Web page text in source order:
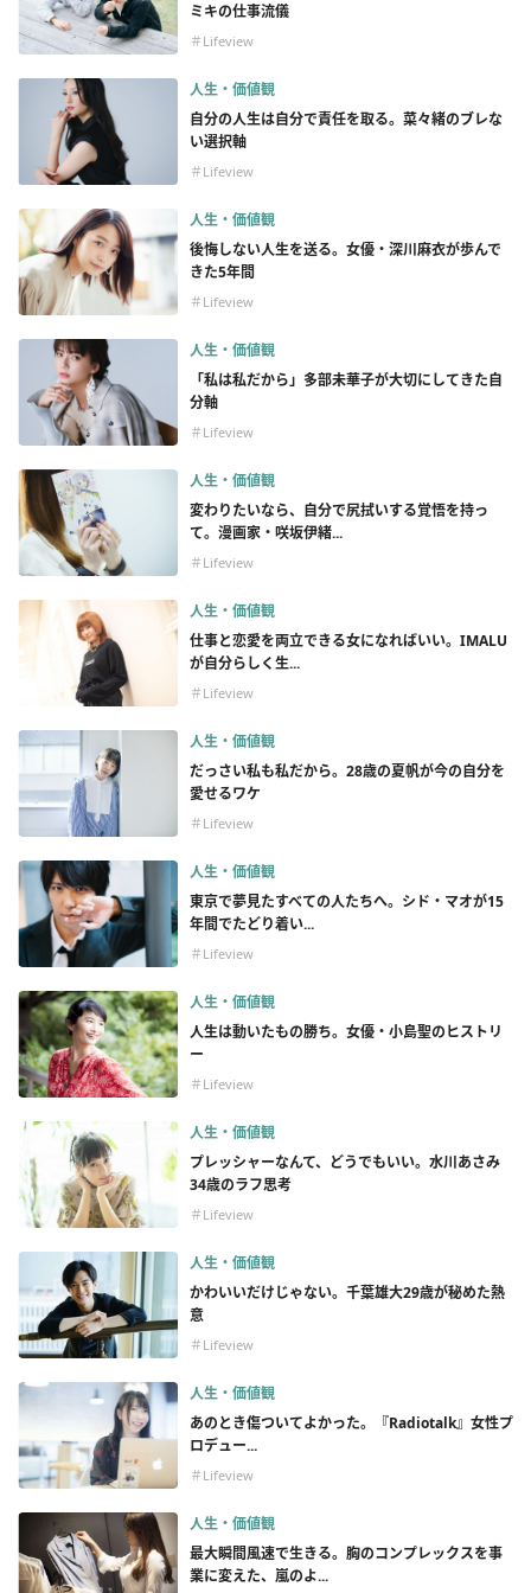
ミキの仕事流儀
＃Lifeview
人生・価値観
自分の人生は自分で責任を取る。菜々緒のブレな
い選択軸
＃Lifeview
人生・価値観
後悔しない人生を送る。女優・深川麻衣が歩んで
きた5年間
＃Lifeview
人生・価値観
「私は私だから」多部未華子が大切にしてきた自
分軸
＃Lifeview
人生・価値観
変わりたいなら、自分で尻拭いする覚悟を持っ
て。漫画家・咲坂伊緒...
＃Lifeview
人生・価値観
仕事と恋愛を両立できる女になればいい。IMALU
が自分らしく生...
＃Lifeview
人生・価値観
だっさい私も私だから。28歳の夏帆が今の自分を
愛せるワケ
＃Lifeview
人生・価値観
東京で夢見たすべての人たちへ。シド・マオが15
年間でたどり着い...
＃Lifeview
人生・価値観
人生は動いたもの勝ち。女優・小島聖のヒストリ
ー
＃Lifeview
人生・価値観
プレッシャーなんて、どうでもいい。水川あさみ
34歳のラフ思考
＃Lifeview
人生・価値観
かわいいだけじゃない。千葉雄大29歳が秘めた熱
意
＃Lifeview
人生・価値観
あのとき傷ついてよかった。『Radiotalk』女性プ
ロデュー...
＃Lifeview
人生・価値観
最大瞬間風速で生きる。胸のコンプレックスを事
業に変えた、嵐のよ...